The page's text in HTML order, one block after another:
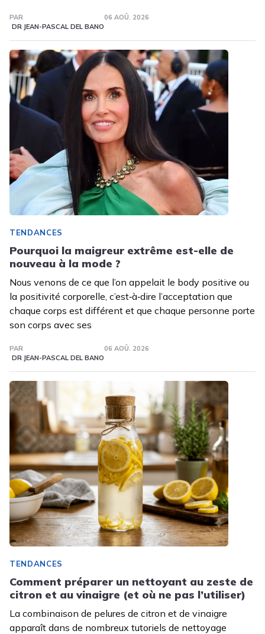
PAR
DR JEAN-PASCAL DEL BANO
06 AOÛ. 2026
TENDANCES
Pourquoi la maigreur extrême est-elle de
nouveau à la mode ?
Nous venons de ce que l’on appelait le body positive ou
la positivité corporelle, c’est‑à‑dire l’acceptation que
chaque corps est différent et que chaque personne porte
son corps avec ses
PAR
DR JEAN-PASCAL DEL BANO
06 AOÛ. 2026
TENDANCES
Comment préparer un nettoyant au zeste de
citron et au vinaigre (et où ne pas l’utiliser)
La combinaison de pelures de citron et de vinaigre
apparaît dans de nombreux tutoriels de nettoyage